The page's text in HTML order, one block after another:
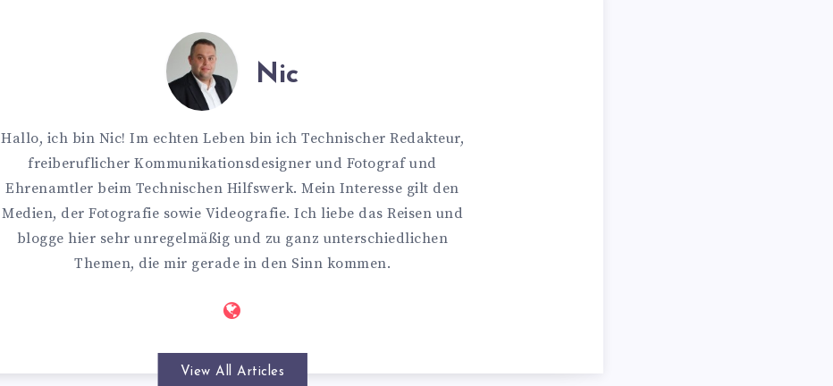
Nic
Hallo, ich bin Nic! Im echten Leben bin ich Technischer Redakteur,
freiberuflicher Kommunikationsdesigner und Fotograf und
Ehrenamtler beim Technischen Hilfswerk. Mein Interesse gilt den
Medien, der Fotografie sowie Videografie. Ich liebe das Reisen und
blogge hier sehr unregelmäßig und zu ganz unterschiedlichen
Themen, die mir gerade in den Sinn kommen.
View All Articles